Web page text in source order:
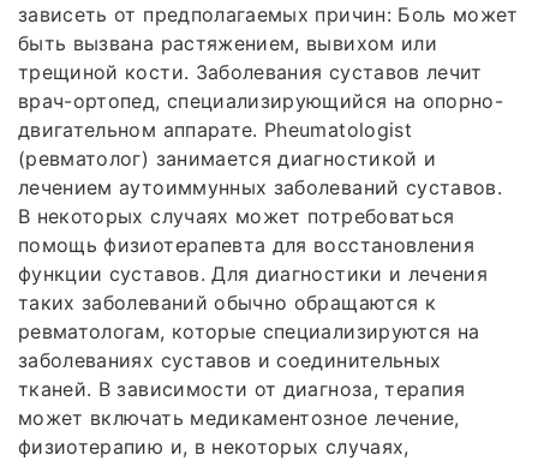
зависеть от предполагаемых причин: Боль может
быть вызвана растяжением, вывихом или
трещиной кости. Заболевания суставов лечит
врач-ортопед, специализирующийся на опорно-
двигательном аппарате. Рheumatologist
(ревматолог) занимается диагностикой и
лечением аутоиммунных заболеваний суставов.
В некоторых случаях может потребоваться
помощь физиотерапевта для восстановления
функции суставов. Для диагностики и лечения
таких заболеваний обычно обращаются к
ревматологам, которые специализируются на
заболеваниях суставов и соединительных
тканей. В зависимости от диагноза, терапия
может включать медикаментозное лечение,
физиотерапию и, в некоторых случаях,